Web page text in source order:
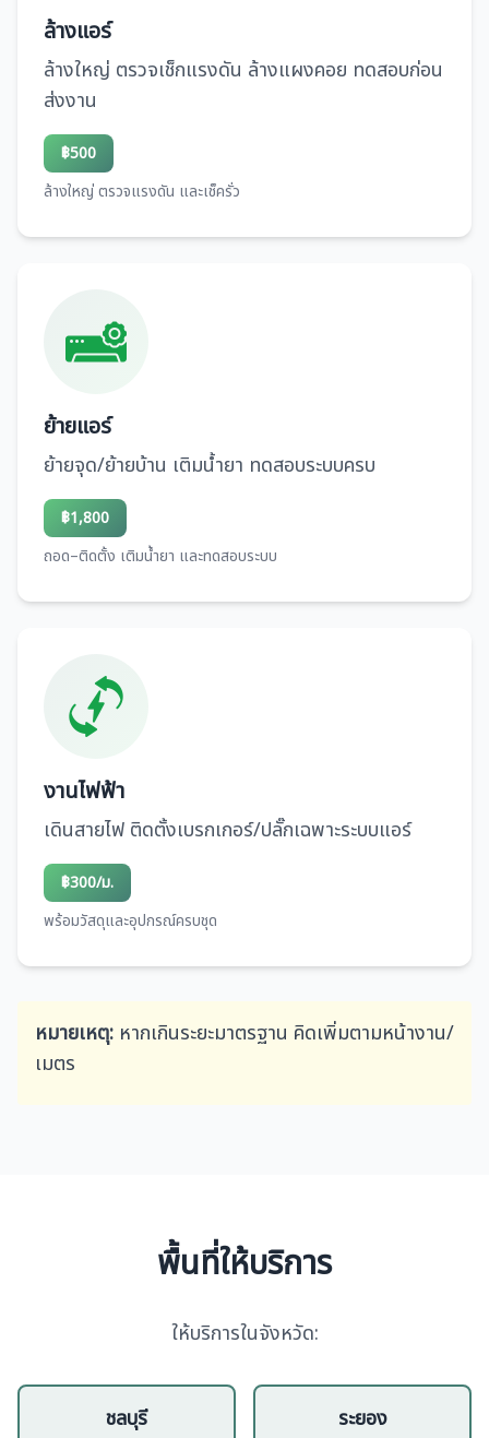
ล้างแอร์
ล้างใหญ่ ตรวจเช็กแรงดัน ล้างแผงคอย ทดสอบก่อน
ส่งงาน
฿500
ล้างใหญ่ ตรวจแรงดัน และเช็ครั่ว
ย้ายแอร์
ย้ายจุด/ย้ายบ้าน เติมน้ำยา ทดสอบระบบครบ
฿1,800
ถอด–ติดตั้ง เติมน้ำยา และทดสอบระบบ
งานไฟฟ้า
เดินสายไฟ ติดตั้งเบรกเกอร์/ปลั๊กเฉพาะระบบแอร์
฿300/ม.
พร้อมวัสดุและอุปกรณ์ครบชุด
หมายเหตุ: หากเกินระยะมาตรฐาน คิดเพิ่มตามหน้างาน/
เมตร
พื้นที่ให้บริการ
ให้บริการในจังหวัด:
ชลบุรี ระยอง